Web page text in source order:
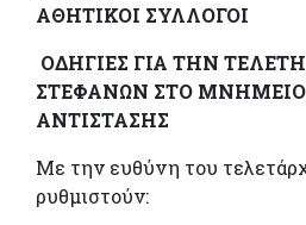
ΑΘΗΤΙΚΟΙ ΣΥΛΛΟΓΟΙ
ΟΔΗΓΙΕΣ ΓΙΑ ΤΗΝ
ΣΤΕΦΑΝΩΝ ΣΤΟ
ΑΝΤΙΣΤΑΣΗΣ
Με την ευθύνη του
ρυθμιστούν: